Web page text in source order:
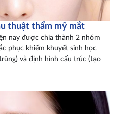
thuật thẩm mỹ mắt
nay được chia thành 2 nhóm
phục khiếm khuyết sinh học
và định hình cấu trúc (tạo